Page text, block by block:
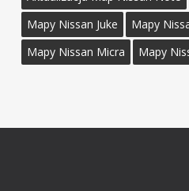
Mapy Nissan Juke
Mapy
Mapy Nissan Micra
Mapy